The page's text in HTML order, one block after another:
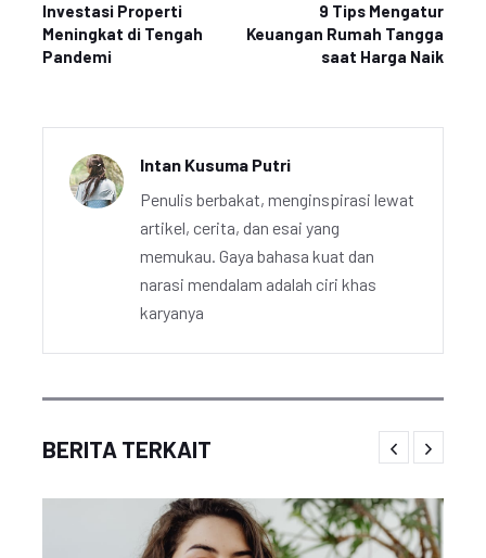
Investasi Properti
Meningkat di Tengah
Pandemi
9 Tips Mengatur
Keuangan Rumah Tangga
saat Harga Naik
Intan Kusuma Putri
Penulis berbakat, menginspirasi lewat
artikel, cerita, dan esai yang
memukau. Gaya bahasa kuat dan
narasi mendalam adalah ciri khas
karyanya
BERITA TERKAIT